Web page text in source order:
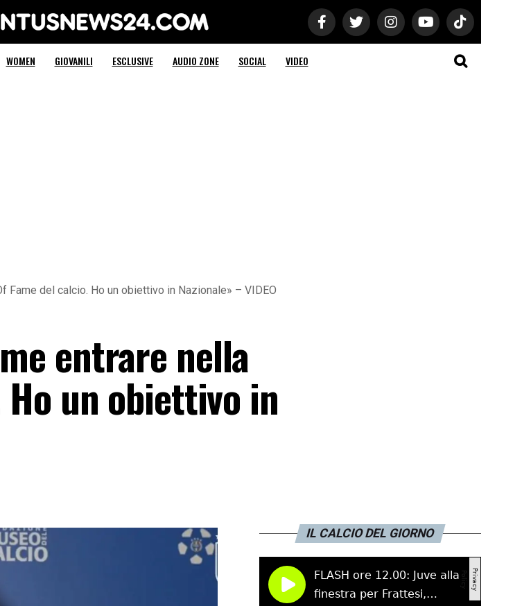
Juventus News 24
WOMEN GIOVANILI ESCLUSIVE AUDIO ZONE SOCIAL VIDEO
Fame del calcio. Ho un obiettivo in Nazionale» – VIDEO
entrare nella
Ho un obiettivo in
IL CALCIO DEL GIORNO